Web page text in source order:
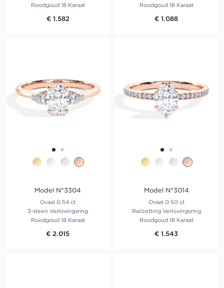
Roodgoud 18 Karaat
€ 1.582
Roodgoud 18 Karaat
€ 1.088
Model N°3304
Ovaal 0.54 ct
3-steen Verlovingsring
Roodgoud 18 Karaat
€ 2.015
Model N°3014
Ovaal 0.50 ct
Railzetting Verlovingsring
Roodgoud 18 Karaat
€ 1.543